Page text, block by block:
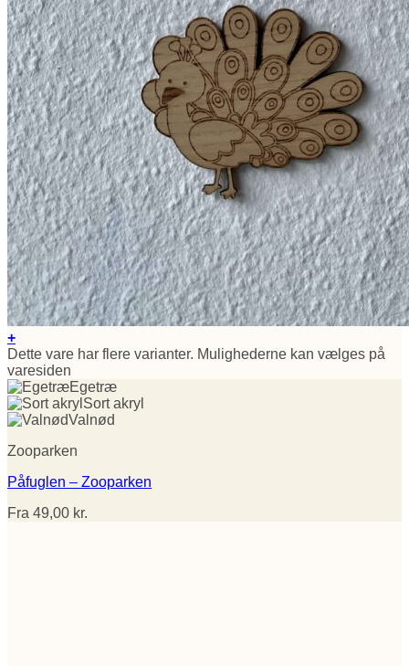
+
Dette vare har flere varianter. Mulighederne kan vælges på
varesiden
Egetræ
Sort akryl
Valnød
Zooparken
Påfuglen – Zooparken
Fra 49,00 kr.